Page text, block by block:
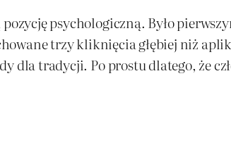
psychologiczną. Było
trzy kliknięcia głębiej niż
dla tradycji. Po prostu dlatego, że